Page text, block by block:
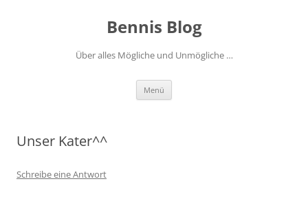
Bennis Blog
Über alles Mögliche und Unmögliche …
Menü
Unser Kater^^
Schreibe eine Antwort